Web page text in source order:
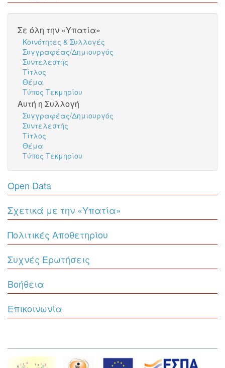
Σε όλη την «Υπατία»
Κοινότητες & Συλλογές
Συγγραφέας/Δημιουργός
Συντελεστής
Τίτλος
Θέμα
Τύπος Τεκμηρίου
Αυτή η Συλλογή
Συγγραφέας/Δημιουργός
Συντελεστής
Τίτλος
Θέμα
Τύπος Τεκμηρίου
Open Data
Σχετικά με την «Υπατία»
Πολιτικές Αποθετηρίου
Συχνές Ερωτήσεις
Βοήθεια
Επικοινωνία